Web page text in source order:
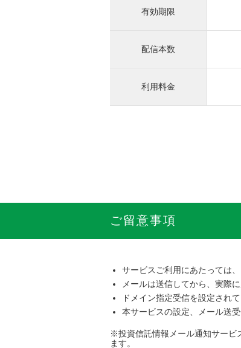
有効期限
配信本数
利用料金
ご留意事項
サービスご利用にあたっては
メールは送信してから、実際
ドメイン指定受信を設定され
本サービスの設定、メール送
※投資信託情報メール通知サービ
ます。